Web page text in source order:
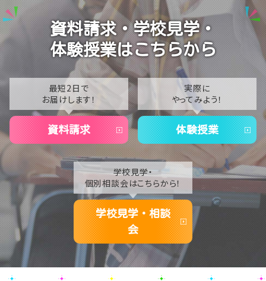
Vtuberという表現を学ぶ
2024
2023
2021
2020
資料請求・学校見学・
体験授業はこちらから
最短2日で
お届けします！
資料請求
実際に
やってみよう！
体験授業
学校見学・
個別相談会はこちらから！
学校見学・相談
会